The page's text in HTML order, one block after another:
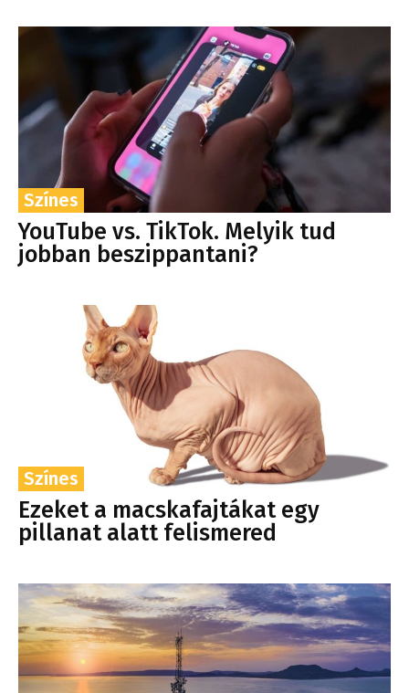
Színes
YouTube vs. TikTok. Melyik tud
jobban beszippantani?
Színes
Ezeket a macskafajtákat egy
pillanat alatt felismered